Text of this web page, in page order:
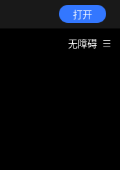
打开
无障碍